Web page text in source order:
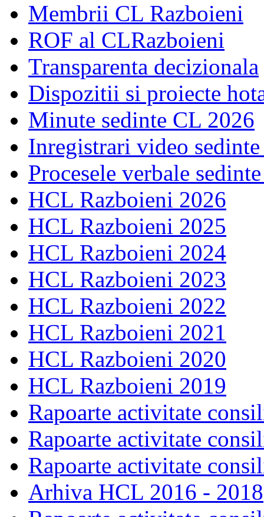
Membrii CL Razboieni
ROF al CLRazboieni
Transparenta decizionala
Dispozitii si proiecte
Minute sedinte CL 2026
Inregistrari video
Procesele verbale
HCL Razboieni 2026
HCL Razboieni 2025
HCL Razboieni 2024
HCL Razboieni 2023
HCL Razboieni 2022
HCL Razboieni 2021
HCL Razboieni 2020
HCL Razboieni 2019
Rapoarte activitate
Rapoarte activitate
Rapoarte activitate
Arhiva HCL 2016 - 2018